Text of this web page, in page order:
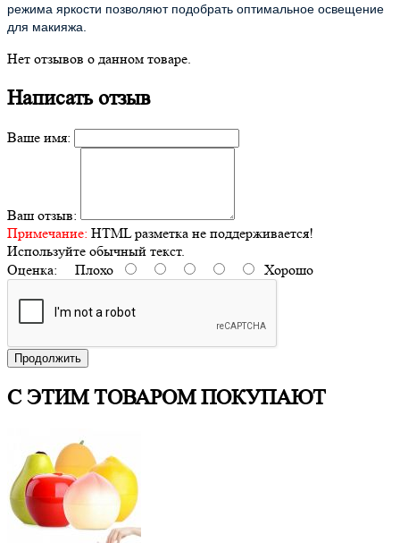
режима яркости позволяют подобрать оптимальное освещение
для макияжа.
Нет отзывов о данном товаре.
Написать отзыв
Ваше имя:
Ваш отзыв:
Примечание: HTML разметка не поддерживается!
Используйте обычный текст.
Оценка: Плохо Хорошо
Продолжить
С ЭТИМ ТОВАРОМ ПОКУПАЮТ